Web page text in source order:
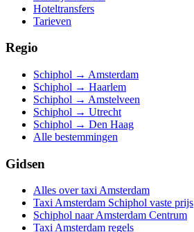
Hoteltransfers
Tarieven
Regio
Schiphol → Amsterdam
Schiphol → Haarlem
Schiphol → Amstelveen
Schiphol → Utrecht
Schiphol → Den Haag
Alle bestemmingen
Gidsen
Alles over taxi Amsterdam
Taxi Amsterdam Schiphol vaste prijs
Schiphol naar Amsterdam Centrum
Taxi Amsterdam regels